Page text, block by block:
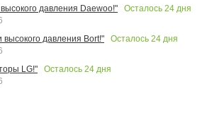
давления Daewoo!"
Осталось 24 дня
давления Bort!"
Осталось 24 дня
LG!"
Осталось 24 дня